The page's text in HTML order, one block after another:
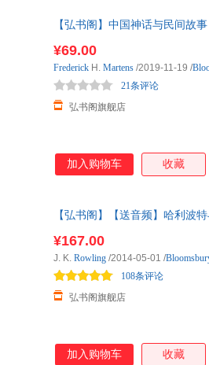
【弘书阁】中国神话与民间故事
动物故事
¥69.00
弘书阁旗舰店
21条评论
Frederick H. Martens /2019-11-19 /
加入购物车 收藏
【弘书阁】【送音频】哈利波
阅
¥167.00
弘书阁旗舰店
108条评论
J. K. Rowling /2014-05-01 /
加入购物车 收藏